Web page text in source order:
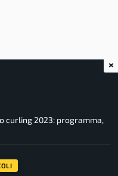
curling 2023: programma,
×